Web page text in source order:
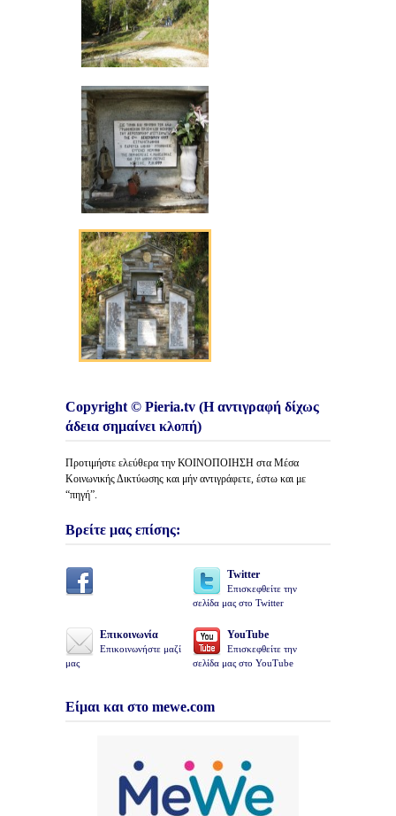
Copyright © Pieria.tv (Η αντιγραφή δίχως
άδεια σημαίνει κλοπή)
Προτιμήστε ελεύθερα την ΚΟΙΝΟΠΟΙΗΣΗ στα Μέσα
Κοινωνικής Δικτύωσης και μήν αντιγράφετε, έστω και με
“πηγή”.
Βρείτε μας επίσης:
Twitter
Επισκεφθείτε την
σελίδα μας στο Twitter
Επικοινωνία
Επικοινωνήστε μαζί
μας
YouTube
Επισκεφθείτε την
σελίδα μας στο YouTube
Είμαι και στο mewe.com